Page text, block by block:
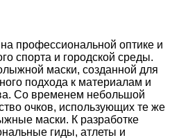
профессиональной оптике и
спорта и городской среды.
маски, созданной для
подхода к материалам и
Со временем небольшой
очков, использующих те же
маски. К разработке
гиды, атлеты и